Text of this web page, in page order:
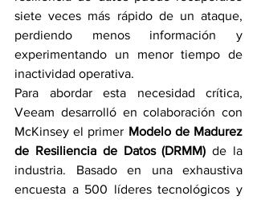
siete veces más rápido de un ataque,
perdiendo menos información y
experimentando un menor tiempo de
inactividad operativa.
Para abordar esta necesidad crítica,
Veeam desarrolló en colaboración con
McKinsey el primer Modelo de Madurez
de Resiliencia de Datos (DRMM) de la
industria. Basado en una exhaustiva
encuesta a 500 líderes tecnológicos y